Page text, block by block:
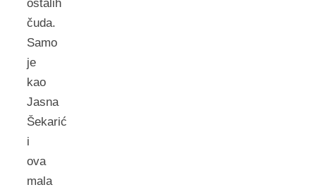
ostalih
čuda.
Samo
je
kao
Jasna
Šekarić
i
ova
mala